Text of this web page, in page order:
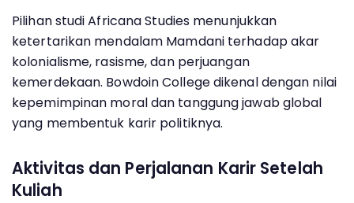
Pilihan studi Africana Studies menunjukkan
ketertarikan mendalam Mamdani terhadap akar
kolonialisme, rasisme, dan perjuangan
kemerdekaan. Bowdoin College dikenal dengan nilai
kepemimpinan moral dan tanggung jawab global
yang membentuk karir politiknya.
Aktivitas dan Perjalanan Karir Setelah
Kuliah